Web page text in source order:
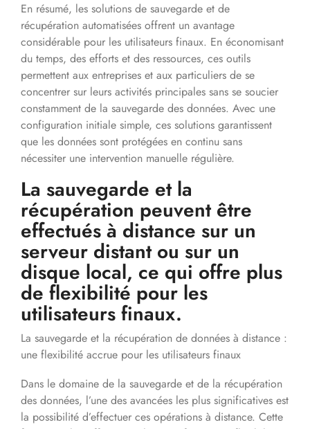
En résumé, les solutions de sauvegarde et de
récupération automatisées offrent un avantage
considérable pour les utilisateurs finaux. En économisant
du temps, des efforts et des ressources, ces outils
permettent aux entreprises et aux particuliers de se
concentrer sur leurs activités principales sans se soucier
constamment de la sauvegarde des données. Avec une
configuration initiale simple, ces solutions garantissent
que les données sont protégées en continu sans
nécessiter une intervention manuelle régulière.
La sauvegarde et la
récupération peuvent être
effectués à distance sur un
serveur distant ou sur un
disque local, ce qui offre plus
de flexibilité pour les
utilisateurs finaux.
La sauvegarde et la récupération de données à distance :
une flexibilité accrue pour les utilisateurs finaux
Dans le domaine de la sauvegarde et de la récupération
des données, l’une des avancées les plus significatives est
la possibilité d’effectuer ces opérations à distance. Cette